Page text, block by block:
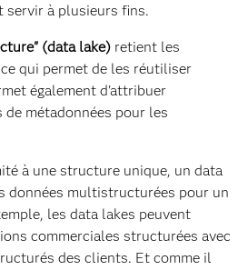
servir à plusieurs fins.
(data lake) retient les
qui permet de les réutiliser
également d'attribuer
métadonnées pour les
à une structure unique, un data
données multistructurées pour un
les data lakes peuvent
commerciales structurées avec
des clients. Et comme il